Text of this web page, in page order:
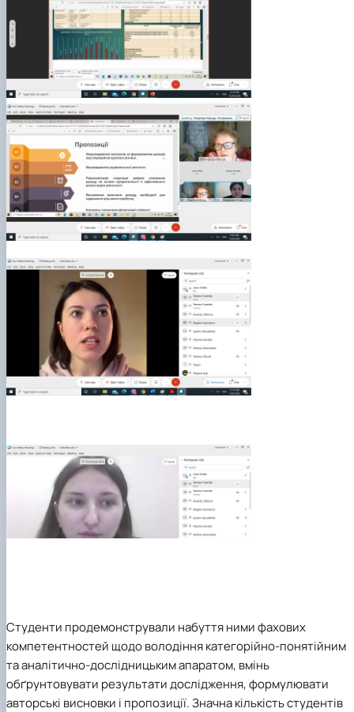
Студенти продемонстрували набуття ними фахових
компетентностей щодо володіння категорійно-понятійним
та аналітично-дослідницьким апаратом, вмінь
обґрунтовувати результати дослідження, формулювати
авторські висновки і пропозиції. Значна кількість студентів